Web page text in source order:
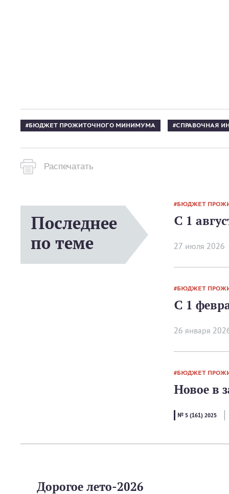
БЮДЖЕТ ПРОЖИТОЧНОГО МИНИМУМА СПРАВОЧНАЯ
Распечатать
Последнее
по теме
БЮДЖЕТ
С 1
27 июля 2026
БЮДЖЕТ
С 1
26 января
БЮДЖЕТ
Новое в
№ 5 (161) 2025
Дорогое лето‑2026